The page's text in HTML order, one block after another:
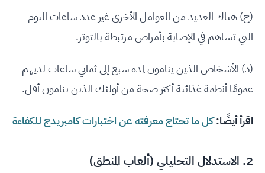
(ج) هناك العديد من العوامل الأخرى غير عدد ساعات النوم
التي تساهم في الإصابة بأمراض مرتبطة بالتوتر.
(د) الأشخاص الذين ينامون لمدة سبع إلى ثماني ساعات لديهم
عمومًا أنظمة غذائية أكثر صحة من أولئك الذين ينامون أقل.
اقرأ أيضًا:كل ما تحتاج معرفته عن اختبارات كامبريدج للكفاءة
2. الاستدلال التحليلي (ألعاب المنطق)